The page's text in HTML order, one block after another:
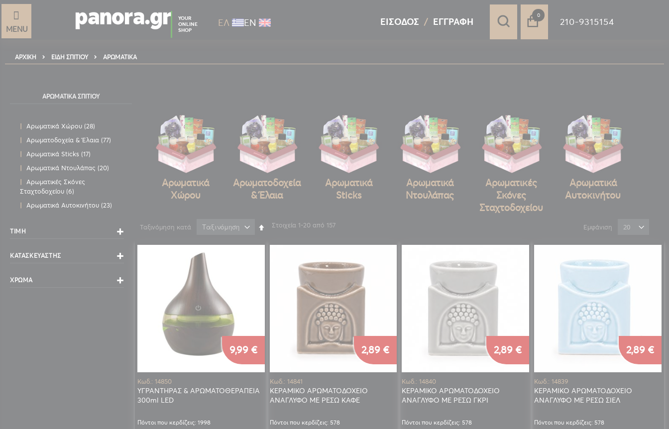
MENU
YOUR
ONLINE
SHOP
ΕΛ ΕΝ
0στοιχεία
ΕΊΣΟΔΟΣ ΕΓΓΡΑΦΉ 210-9315154
ΑΡΧΙΚΉ ΕΊΔΗ ΣΠΙΤΙΟΎ ΑΡΩΜΑΤΙΚΆ
ΑΡΩΜΑΤΙΚΆ ΣΠΙΤΙΟΎ
Αρωματικά
Χώρου
Αρωματοδοχεία
& Έλαια
Αρωματικά
Sticks
Αρωματικά
Ντουλάπας
Αρωματικές
Σκόνες
Σταχτοδοχείου
Αρωματικά
Αυτοκινήτου
Ταξινόμηση κατά
Φθίνουσα
Στοιχεία 1-20 από 157 Εμφάνιση
Κωδ.: 14850
ΥΓΡΑΝΤΗΡΑΣ & ΑΡΩΜΑΤΟΘΕΡΑΠΕΙΑ
300ml LED
Πόντοι που κερδίζεις: 1998
9,99 €
Κωδ.: 14841
ΚΕΡΑΜΙΚΟ ΑΡΩΜΑΤΟΔΟΧΕΙΟ
ΑΝΑΓΛΥΦΟ ΜΕ ΡΕΣΩ ΚΑΦΕ
Πόντοι που κερδίζεις: 578
2,89 €
Κωδ.: 14840
ΚΕΡΑΜΙΚΟ ΑΡΩΜΑΤΟΔΟΧΕΙΟ
ΑΝΑΓΛΥΦΟ ΜΕ ΡΕΣΩ ΓΚΡΙ
Πόντοι που κερδίζεις: 578
2,89 €
Κωδ.: 14839
ΚΕΡΑΜΙΚΟ ΑΡΩΜΑΤΟΔΟΧΕΙΟ
ΑΝΑΓΛΥΦΟ ΜΕ ΡΕΣΩ ΣΙΕΛ
Πόντοι που κερδίζεις: 578
2,89 €
Αρωματικά Χώρου 28
στοιχεία
Αρωματοδοχεία & Έλαια 77
στοιχεία
Αρωματικά Sticks 17
στοιχεία
Αρωματικά Ντουλάπας 20
στοιχεία
Αρωματικές Σκόνες
Σταχτοδοχείου 6
στοιχεία
Αρωματικά Αυτοκινήτου 23
στοιχεία
ΤΙΜΉ
ΚΑΤΑΣΚΕΥΑΣΤΉΣ
ΧΡΏΜΑ